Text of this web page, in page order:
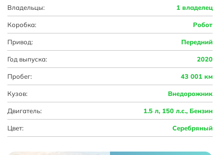
Владельцы: 1 владелец
Коробка: Робот
Привод: Передний
Год выпуска: 2020
Пробег: 43 001 км
Кузов: Внедорожник
Двигатель: 1.5 л, 150 л.с., Бензин
Цвет: Серебряный